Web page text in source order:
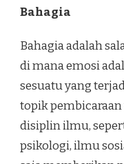
Bahagia
Bahagia adalah
di mana emosi
sesuatu yang
topik
disiplin ilmu,
psikologi, ilmu